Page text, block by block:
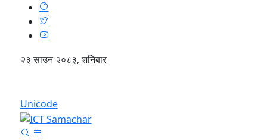
२३ साउन २०८३, शनिबार
Unicode